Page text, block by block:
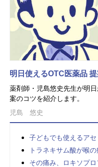
明日使えるOTC医薬品
薬剤師・児島悠史先生が明
案のコツを紹介します。
児島 悠史
子どもでも使えるア
トラネキサム酸が喉
その痛み、ロキソプ